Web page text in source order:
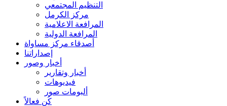
التنظيم المجتمعي
مركز الكرمل
المرافعة الاعلامية
المرافعة الدولية
أصدقاء مركز مساواة
إصداراتنا
أخبار وصور
أخبار وتقارير
فيديوهات
ألبومات صور
كُن فعالاً